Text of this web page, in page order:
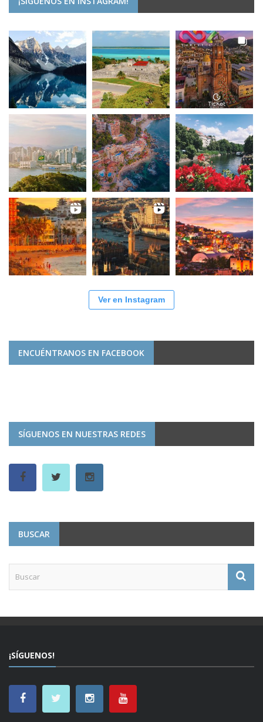
Ver en Instagram
ENCUÉNTRANOS EN FACEBOOK
SÍGUENOS EN NUESTRAS REDES
BUSCAR
¡SÍGUENOS!